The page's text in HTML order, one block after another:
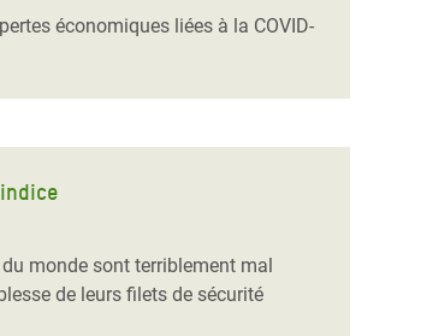
économiques liées à la COVID-
monde sont terriblement mal
de leurs filets de sécurité